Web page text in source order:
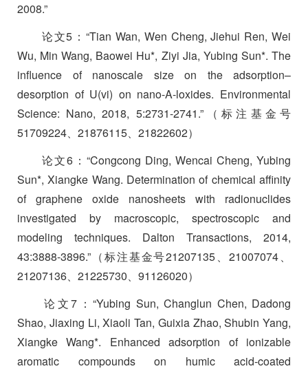
2008.”
论文5 ：“Tian Wan, Wen Cheng, Jiehui Ren, Wei
Wu, Min Wang, Baowei Hu*, Ziyi Jia, Yubing Sun*. The
influence of nanoscale size on the adsorption–
desorption of U(vi) on nano-A-loxides. Environmental
Science: Nano, 2018, 5:2731-2741.”（标注基金号
51709224、 21876115、 21822602）
论文6 ： “Congcong Ding, Wencai Cheng, Yubing
Sun*, Xiangke Wang. Determination of chemical affinity
of graphene oxide nanosheets with radionuclides
investigated by macroscopic, spectroscopic and
modeling techniques. Dalton Transactions, 2014,
43:3888-3896.” （标注基金号21207135、21007074、
21207136、 21225730、 91126020）
论文7 ： “Yubing Sun, Changlun Chen, Dadong
Shao, Jiaxing Li, Xiaoli Tan, Guixia Zhao, Shubin Yang,
Xiangke Wang*. Enhanced adsorption of ionizable
aromatic compounds on humic acid-coated